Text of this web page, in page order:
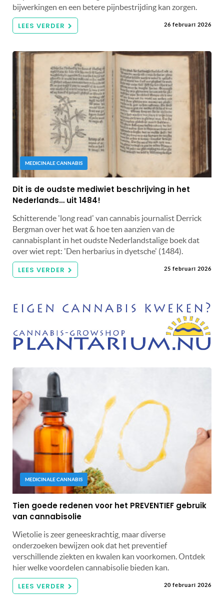
bijwerkingen en een betere pijnbestrijding kan zorgen.
LEES VERDER 26 februari 2026
MEDICINALE CANNABIS
Dit is de oudste mediwiet beschrijving in het
Nederlands… uit 1484!
Schitterende 'long read' van cannabis journalist Derrick
Bergman over het wat & hoe ten aanzien van de
cannabisplant in het oudste Nederlandstalige boek dat
over wiet rept: 'Den herbarius in dyetsche' (1484).
LEES VERDER 25 februari 2026
MEDICINALE CANNABIS
Tien goede redenen voor het PREVENTIEF gebruik
van cannabisolie
Wietolie is zeer geneeskrachtig, maar diverse
onderzoeken bewijzen ook dat het preventief
verschillende ziekten en kwalen kan voorkomen. Ontdek
hier welke voordelen cannabisolie bieden kan.
LEES VERDER 20 februari 2026